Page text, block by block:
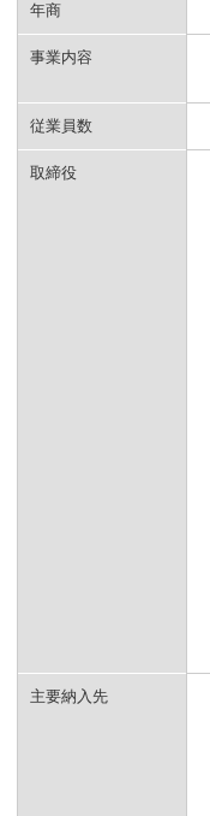
年商
事業内容
従業員数
取締役
主要納入先